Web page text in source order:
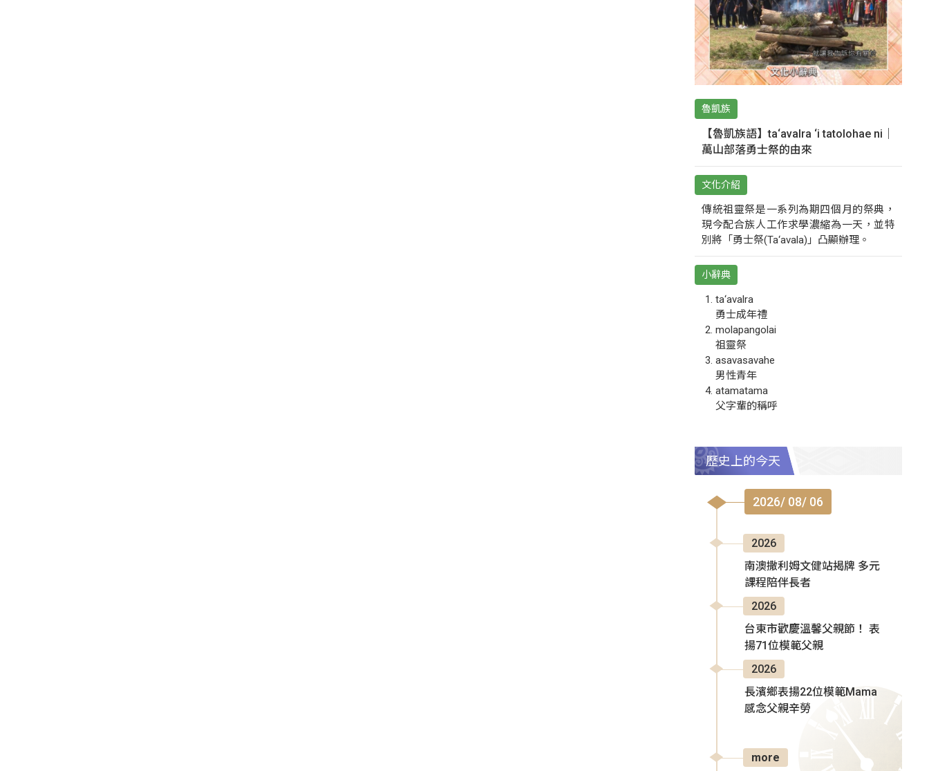
魯凱族
【魯凱族語】ta‘avalra ‘i tatolohae ni｜
萬山部落勇士祭的由來
文化介紹
傳統祖靈祭是一系列為期四個月的祭典，
現今配合族人工作求學濃縮為一天，並特
別將「勇士祭(Ta‘avala)」凸顯辦理。
小辭典
ta‘avalra
勇士成年禮
molapangolai
祖靈祭
asavasavahe
男性青年
atamatama
父字輩的稱呼
歷史上的今天
2026/ 08/ 06
2026
南澳撒利姆文健站揭牌 多元
課程陪伴長者
2026
台東市歡慶溫馨父親節！ 表
揚71位模範父親
2026
長濱鄉表揚22位模範Mama
感念父親辛勞
more